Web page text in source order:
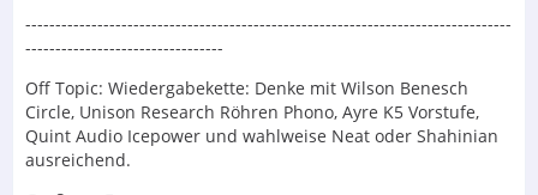
---------------------------------------------------------------------------------
---------------------------------
Off Topic: Wiedergabekette: Denke mit Wilson Benesch
Circle, Unison Research Röhren Phono, Ayre K5 Vorstufe,
Quint Audio Icepower und wahlweise Neat oder Shahinian
ausreichend.